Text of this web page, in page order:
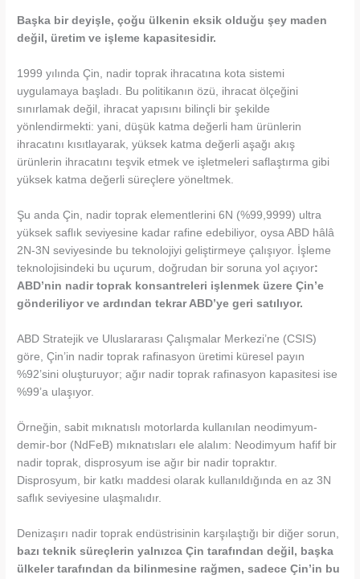
Başka bir deyişle, çoğu ülkenin eksik olduğu şey maden
değil, üretim ve işleme kapasitesidir.
1999 yılında Çin, nadir toprak ihracatına kota sistemi
uygulamaya başladı. Bu politikanın özü, ihracat ölçeğini
sınırlamak değil, ihracat yapısını bilinçli bir şekilde
yönlendirmekti: yani, düşük katma değerli ham ürünlerin
ihracatını kısıtlayarak, yüksek katma değerli aşağı akış
ürünlerin ihracatını teşvik etmek ve işletmeleri saflaştırma gibi
yüksek katma değerli süreçlere yöneltmek.
Şu anda Çin, nadir toprak elementlerini 6N (%99,9999) ultra
yüksek saflık seviyesine kadar rafine edebiliyor, oysa ABD hâlâ
2N-3N seviyesinde bu teknolojiyi geliştirmeye çalışıyor. İşleme
teknolojisindeki bu uçurum, doğrudan bir soruna yol açıyor:
ABD’nin nadir toprak konsantreleri işlenmek üzere Çin’e
gönderiliyor ve ardından tekrar ABD’ye geri satılıyor.
ABD Stratejik ve Uluslararası Çalışmalar Merkezi’ne (CSIS)
göre, Çin’in nadir toprak rafinasyon üretimi küresel payın
%92’sini oluşturuyor; ağır nadir toprak rafinasyon kapasitesi ise
%99’a ulaşıyor.
Örneğin, sabit mıknatıslı motorlarda kullanılan neodimyum-
demir-bor (NdFeB) mıknatısları ele alalım: Neodimyum hafif bir
nadir toprak, disprosyum ise ağır bir nadir topraktır.
Disprosyum, bir katkı maddesi olarak kullanıldığında en az 3N
saflık seviyesine ulaşmalıdır.
Denizaşırı nadir toprak endüstrisinin karşılaştığı bir diğer sorun,
bazı teknik süreçlerin yalnızca Çin tarafından değil, başka
ülkeler tarafından da bilinmesine rağmen, sadece Çin’in bu